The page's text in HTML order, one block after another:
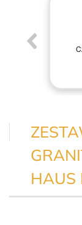
HAUS